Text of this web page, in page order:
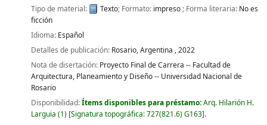
Tipo de material:
Texto; Formato: impreso; Forma literaria: No es
ficción
Idioma: Español
Detalles de publicación: Rosario, Argentina ,2022
Nota de disertación: Proyecto Final de Carrera -- Facultad de
Arquitectura, Planeamiento y Diseño -- Universidad Nacional de
Rosario
Disponibilidad:Ítems disponibles para préstamo:Arq. Hilarión H.
Larguia (1) Signatura topográfica:727(821.6) G163 .